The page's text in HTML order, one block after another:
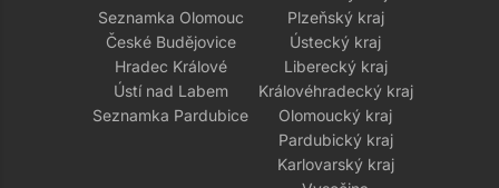
Seznamka Olomouc
České Budějovice
Hradec Králové
Ústí nad Labem
Seznamka Pardubice
Plzeňský kraj
Ústecký kraj
Liberecký kraj
Královéhradecký kraj
Olomoucký kraj
Pardubický kraj
Karlovarský kraj